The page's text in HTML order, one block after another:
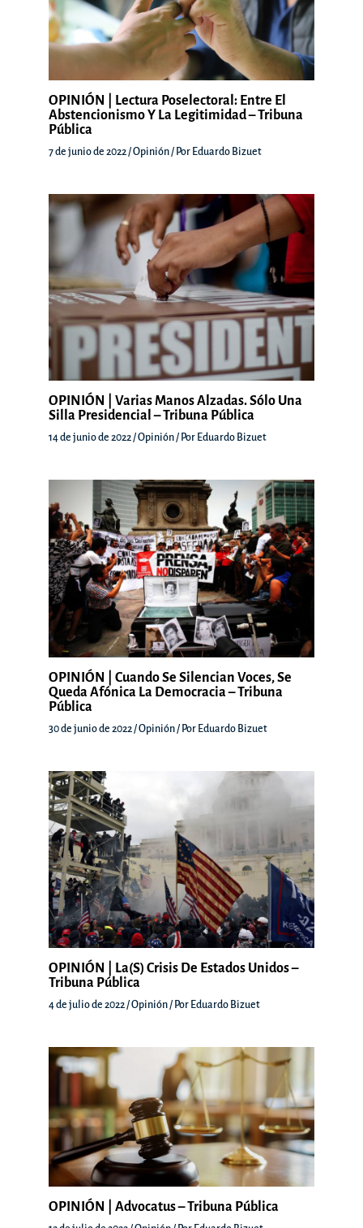
OPINIÓN | Lectura Poselectoral: Entre El
Abstencionismo Y La Legitimidad – Tribuna
Pública
7 de junio de 2022 /Opinión / Por Eduardo Bizuet
OPINIÓN | Varias Manos Alzadas. Sólo Una
Silla Presidencial – Tribuna Pública
14 de junio de 2022/Opinión/ Por Eduardo Bizuet
OPINIÓN | Cuando Se Silencian Voces, Se
Queda Afónica La Democracia – Tribuna
Pública
30 de junio de 2022 /Opinión / Por Eduardo Bizuet
OPINIÓN | La(s) Crisis De Estados Unidos –
Tribuna Pública
4 de julio de 2022/Opinión/ Por Eduardo Bizuet
OPINIÓN | Advocatus – Tribuna Pública